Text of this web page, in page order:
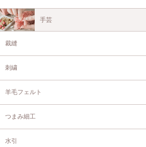
手芸
裁縫
刺繍
羊毛フェルト
つまみ細工
水引